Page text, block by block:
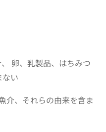
卵、乳製品、はちみつ
い
介、それらの由来を含ま